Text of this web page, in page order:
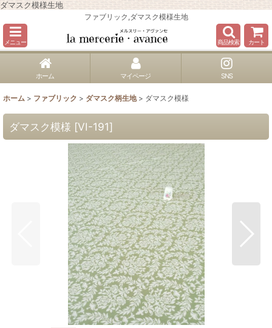
ダマスク模様生地
ファブリック,ダマスク模様生地
メニュー 商品検索 カート
ホーム マイページ SNS
ホーム > ファブリック > ダマスク柄生地 > ダマスク模様
ダマスク模様 [VI-191]